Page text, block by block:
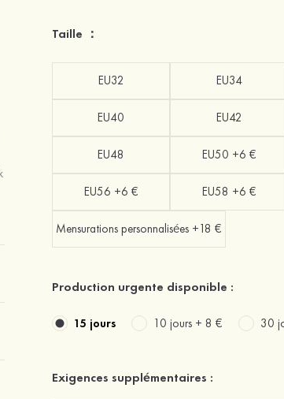
Taille ：
EU32 EU34
EU40 EU42
EU48 EU50 +6 €
EU56 +6 € EU58 +6 €
Mensurations personnalisées +18 €
Production urgente disponible :
15 jours 10 jours + 8 € 30
Exigences supplémentaires :